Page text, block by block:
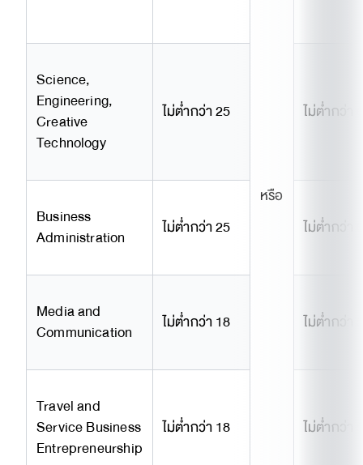
หรือ
Science,
Engineering,
Creative
Technology
ไม่ต่ำกว่า 25 ไม่ต่ำกว่า
Business
Administration
ไม่ต่ำกว่า 25 ไม่ต่ำกว่า
Media and
Communication
ไม่ต่ำกว่า 18 ไม่ต่ำกว่า
Travel and
Service Business
Entrepreneurship
ไม่ต่ำกว่า 18 ไม่ต่ำกว่า